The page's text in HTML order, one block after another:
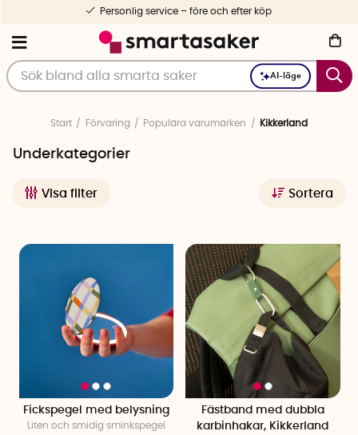
AI-läge
Personlig service – före och efter köp
Start Förvaring Populära varumärken Kikkerland
Visa filter Sortera
Underkategorier
Fickspegel med belysning
Liten och smidig sminkspegel
Fästband med dubbla
karbinhakar, Kikkerland